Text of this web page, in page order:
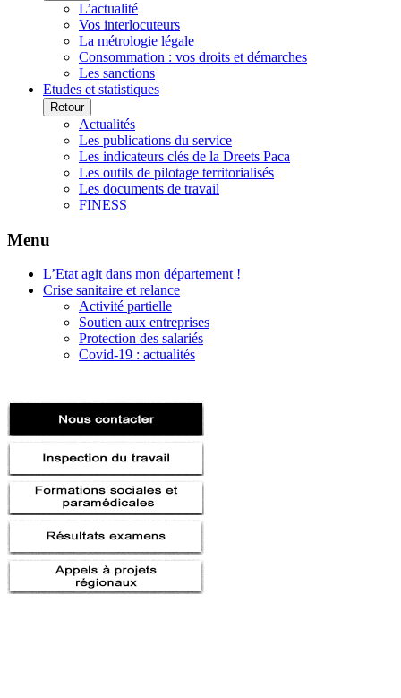
L’actualité
Vos interlocuteurs
La métrologie légale
Consommation : vos droits et démarches
Les sanctions
Etudes et statistiques
Retour
Actualités
Les publications du service
Les indicateurs clés de la Dreets Paca
Les outils de pilotage territorialisés
Les documents de travail
FINESS
Menu
L’Etat agit dans mon département !
Crise sanitaire et relance
Activité partielle
Soutien aux entreprises
Protection des salariés
Covid-19 : actualités